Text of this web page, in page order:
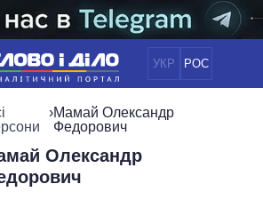
УКР РОС
НОВИНИ
ПОЛІТИКА
ЕКОНОМІКА
ОБIЦЯНКИ
ПОЛIТИКИ
›Мамай Олександр
Федорович
Олександр